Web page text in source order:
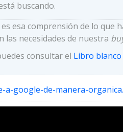
buscando.
esa comprensión de lo
las necesidades de nuestra
consultar el Libro blanco
a-google-de-manera-